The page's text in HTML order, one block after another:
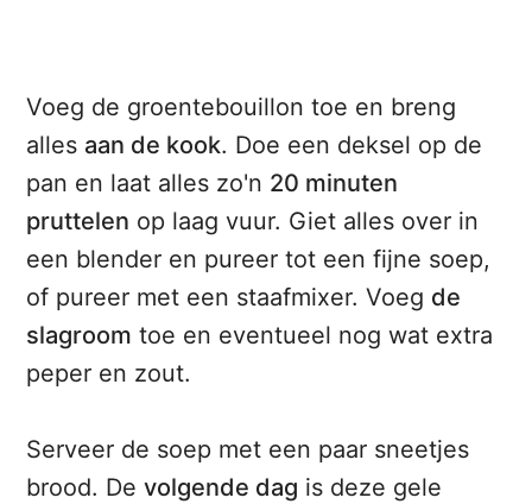
Voeg de groentebouillon toe en breng
alles aan de kook. Doe een deksel op de
pan en laat alles zo'n 20 minuten
pruttelen op laag vuur. Giet alles over in
een blender en pureer tot een fijne soep,
of pureer met een staafmixer. Voeg de
slagroom toe en eventueel nog wat extra
peper en zout.
Serveer de soep met een paar sneetjes
brood. Devolgende dag is deze gele